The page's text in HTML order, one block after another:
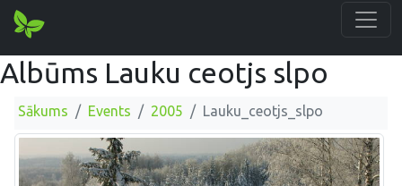
Albūms Lauku ceotjs slpo
Sākums Events 2005 Lauku_ceotjs_slpo